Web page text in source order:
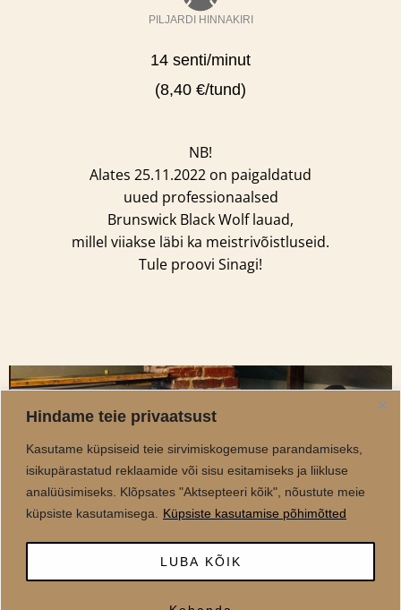
Hindame teie privaatsust
Kasutame küpsiseid teie sirvimiskogemuse parandamiseks,
isikupärastatud reklaamide või sisu esitamiseks ja liikluse
analüüsimiseks. Klõpsates "Aktsepteeri kõik", nõustute meie
küpsiste kasutamisega.
Küpsiste kasutamise põhimõtted
LUBA KÕIK
PILJARDI HINNAKIRI
14 senti/minut
(8,40 €/tund)
NB!
Alates 25.11.2022 on paigaldatud
uued professionaalsed
Brunswick Black Wolf lauad,
millel viiakse läbi ka meistrivõistluseid.
Tule proovi Sinagi!